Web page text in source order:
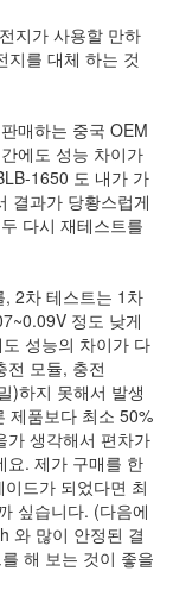
지가 사용할 만하
지를 대체 하는 것
매하는 중국 OEM
에도 성능 차이가
1650 도 내가 가
결과가 당황스럽게
다시 재테스트를
2차 테스트는 1차
정도 낮게
성능의 차이가 다
전 모듈, 충전
)하지 못해서 발생
제품보다 최소 50%
가 생각해서 편차가
요. 제가 구매를 한
드가 되었다면 최
싶습니다. (다음에
와 많이 안정된 결
해 보는 것이 좋을